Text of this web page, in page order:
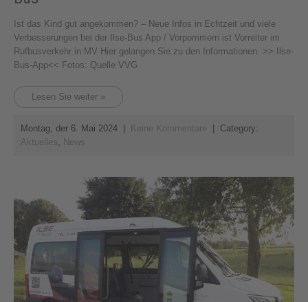
Ist das Kind gut angekommen? – Neue Infos in Echtzeit und viele
Verbesserungen bei der Ilse-Bus App / Vorpommern ist Vorreiter im
Rufbusverkehr in MV Hier gelangen Sie zu den Informationen: >> Ilse-
Bus-App<< Fotos: Quelle VVG
Lesen Sie weiter »
Montag, der 6. Mai 2024 Keine Kommentare
| Category:
Aktuelles
News